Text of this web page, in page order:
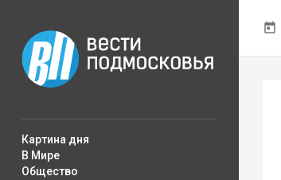
Картина дня
В Мире
Общество